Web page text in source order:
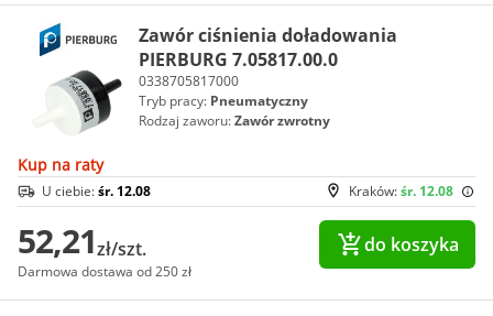
Zawór ciśnienia doładowania
PIERBURG 7.05817.00.0
0338705817000
Tryb pracy: Pneumatyczny
Rodzaj zaworu:Zawór zwrotny
Kup na raty
Kraków:śr. 12.08
U ciebie:śr. 12.08
52,21zł/szt.
Darmowa dostawa od 250 zł
do koszyka